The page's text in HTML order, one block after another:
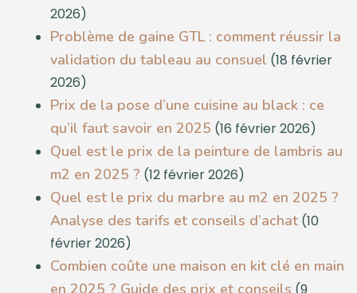
2026)
Problème de gaine GTL : comment réussir la
validation du tableau au consuel (18 février
2026)
Prix de la pose d’une cuisine au black : ce
qu’il faut savoir en 2025 (16 février 2026)
Quel est le prix de la peinture de lambris au
m2 en 2025 ? (12 février 2026)
Quel est le prix du marbre au m2 en 2025 ?
Analyse des tarifs et conseils d’achat (10
février 2026)
Combien coûte une maison en kit clé en main
en 2025 ? Guide des prix et conseils